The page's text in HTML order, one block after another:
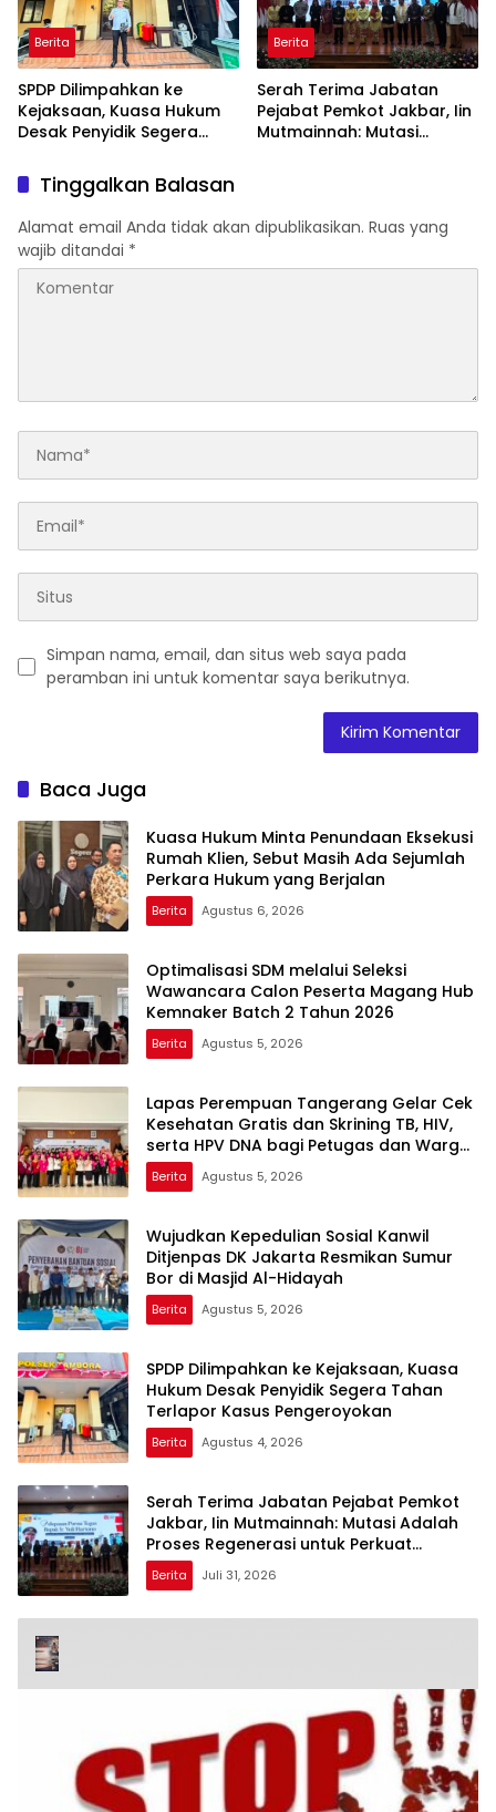
Berita
SPDP Dilimpahkan ke
Kejaksaan, Kuasa Hukum
Desak Penyidik Segera
Pengeroyokan
Berita
Serah Terima Jabatan
Pejabat Pemkot Jakbar, Iin
Mutmainnah: Mutasi
Tinggalkan Balasan
Alamat email Anda tidak akan dipublikasikan. Ruas yang
wajib ditandai *
Simpan nama, email, dan situs web saya pada
peramban ini untuk komentar saya berikutnya.
Baca Juga
Kuasa Hukum Minta Penundaan Eksekusi
Rumah Klien, Sebut Masih Ada Sejumlah
Perkara Hukum yang Berjalan
Berita Agustus 6, 2026
Optimalisasi SDM melalui Seleksi
Wawancara Calon Peserta Magang Hub
Kemnaker Batch 2 Tahun 2026
Berita Agustus 5, 2026
Lapas Perempuan Tangerang Gelar Cek
Kesehatan Gratis dan Skrining TB, HIV,
serta HPV DNA bagi Petugas dan Warga
Binaan
Berita Agustus 5, 2026
Wujudkan Kepedulian Sosial Kanwil
Ditjenpas DK Jakarta Resmikan Sumur
Bor di Masjid Al-Hidayah
Berita Agustus 5, 2026
SPDP Dilimpahkan ke Kejaksaan, Kuasa
Hukum Desak Penyidik Segera Tahan
Terlapor Kasus Pengeroyokan
Berita Agustus 4, 2026
Serah Terima Jabatan Pejabat Pemkot
Jakbar, Iin Mutmainnah: Mutasi Adalah
Proses Regenerasi untuk Perkuat
Pelayanan Publik
Berita Juli 31, 2026